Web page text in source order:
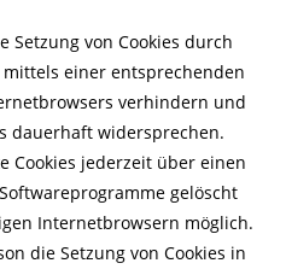
Setzung von Cookies durch
einer entsprechenden
verhindern und
dauerhaft widersprechen.
Cookies jederzeit über einen
gelöscht
Internetbrowsern möglich.
die Setzung von Cookies in